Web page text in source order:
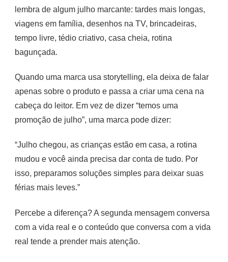
lembra de algum julho marcante: tardes mais longas,
viagens em família, desenhos na TV, brincadeiras,
tempo livre, tédio criativo, casa cheia, rotina
bagunçada.
Quando uma marca usa storytelling, ela deixa de falar
apenas sobre o produto e passa a criar uma cena na
cabeça do leitor. Em vez de dizer “temos uma
promoção de julho”, uma marca pode dizer:
“Julho chegou, as crianças estão em casa, a rotina
mudou e você ainda precisa dar conta de tudo. Por
isso, preparamos soluções simples para deixar suas
férias mais leves.”
Percebe a diferença? A segunda mensagem conversa
com a vida real e o conteúdo que conversa com a vida
real tende a prender mais atenção.